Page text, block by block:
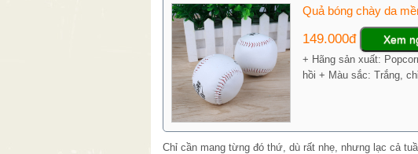
Quả bóng chày da
149.000đ Xem
+ Hãng sản xuất:
hồi + Màu sắc: Trắng,
Chỉ cần mang từng đó thứ, dù rất nhẹ, nhưng lạc cả